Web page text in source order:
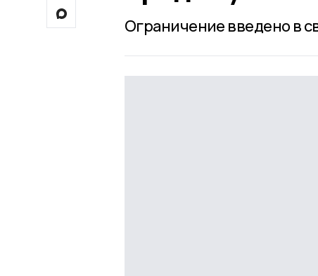
Ограничение введено в